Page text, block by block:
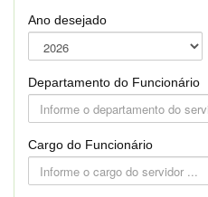
Ano desejado
Departamento do Funcionário
Cargo do Funcionário